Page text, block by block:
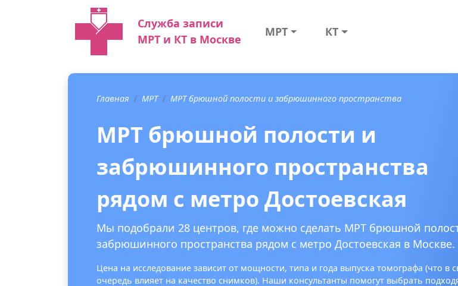
Служба записи
МРТ и КТ в Москве
МРТ КТ
Главная МРТ МРТ брюшной полости и забрюшинного пространства
МРТ брюшной полости и
забрюшинного пространства
рядом с метро Достоевская
Мы подобрали 28 центров, где можно сделать МРТ брюшной
забрюшинного пространства рядом с метро Достоевская в Москве.
Цена на исследование зависит от мощности, типа и года выпуска томографа (что в
очередь влияет на качество снимков). Наши консультанты помогут выбрать